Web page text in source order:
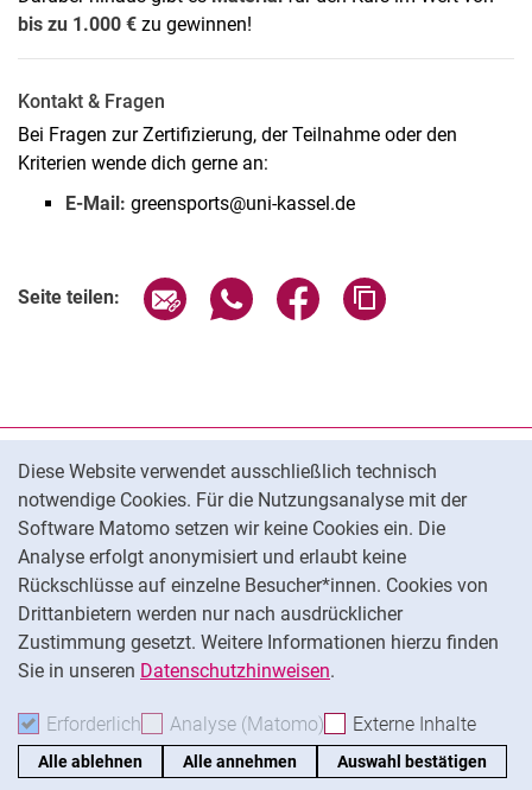
Diese Website verwendet ausschließlich technisch
notwendige Cookies. Für die Nutzungsanalyse mit der
Software Matomo setzen wir keine Cookies ein. Die
Analyse erfolgt anonymisiert und erlaubt keine
Rückschlüsse auf einzelne Besucher*innen. Cookies von
Drittanbietern werden nur nach ausdrücklicher
Zustimmung gesetzt. Weitere Informationen hierzu finden
Sie in unseren Datenschutzhinweisen.
Erforderlich Erforderliche Cookies akzeptieren
Analyse (Matomo) Analyse-Cookies
Externe Inhalte
Alle ablehnen Alle annehmen Auswahl bestätigen
bis zu 1.000 € zu gewinnen!
Kontakt & Fragen
Bei Fragen zur Zertifizierung, der Teilnahme oder den
Kriterien wende dich gerne an:
E-Mail: greensports@uni-kassel.de
Seite teilen: Seite über E-Mail teilen
Seite über WhatsApp teilen
Seite über Facebook
Datenschutz
Barrierefreiheit
Transparenter KI-Einsatz
Impressum
Cookie-Einstellungen